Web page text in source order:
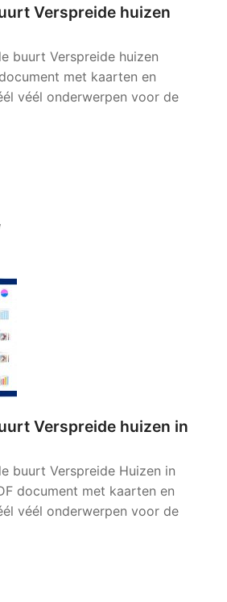
Verspreide huizen
buurt Verspreide huizen
met kaarten en
véél onderwerpen voor de
Verspreide huizen in
buurt Verspreide Huizen in
document met kaarten en
véél onderwerpen voor de